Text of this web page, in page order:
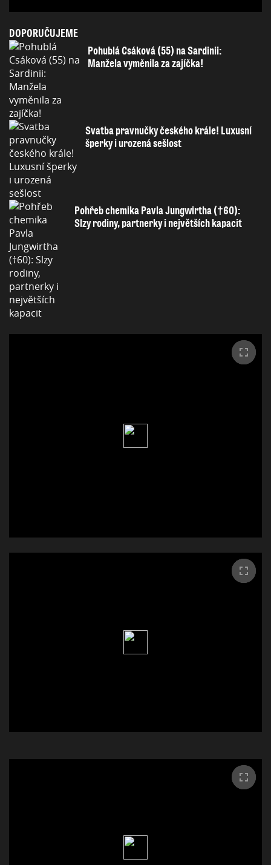
DOPORUČUJEME
Pohublá Csáková (55) na Sardinii:
Manžela vyměnila za zajíčka!
Svatba pravnučky českého krále! Luxusní
šperky i urozená sešlost
Pohřeb chemika Pavla Jungwirtha (†60):
Slzy rodiny, partnerky i největších kapacit